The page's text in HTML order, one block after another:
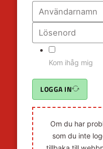
Kom ihåg mig
LOGGA IN
Om du har
som du inte